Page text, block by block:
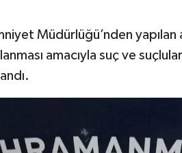
Müdürlüğü’nden
amacıyla suç ve